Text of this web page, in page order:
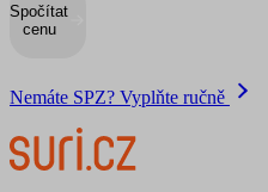
Spočítat
cenu
Nemáte SPZ? Vyplňte ručně